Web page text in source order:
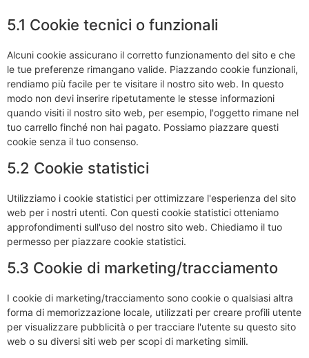
5.1 Cookie tecnici o funzionali
Alcuni cookie assicurano il corretto funzionamento del sito e che
le tue preferenze rimangano valide. Piazzando cookie funzionali,
rendiamo più facile per te visitare il nostro sito web. In questo
modo non devi inserire ripetutamente le stesse informazioni
quando visiti il nostro sito web, per esempio, l'oggetto rimane nel
tuo carrello finché non hai pagato. Possiamo piazzare questi
cookie senza il tuo consenso.
5.2 Cookie statistici
Utilizziamo i cookie statistici per ottimizzare l'esperienza del sito
web per i nostri utenti. Con questi cookie statistici otteniamo
approfondimenti sull'uso del nostro sito web. Chiediamo il tuo
permesso per piazzare cookie statistici.
5.3 Cookie di marketing/tracciamento
I cookie di marketing/tracciamento sono cookie o qualsiasi altra
forma di memorizzazione locale, utilizzati per creare profili utente
per visualizzare pubblicità o per tracciare l'utente su questo sito
web o su diversi siti web per scopi di marketing simili.